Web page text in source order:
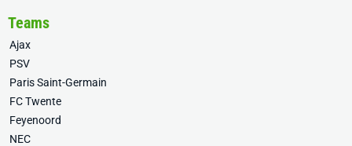
Teams
Ajax
PSV
Paris Saint-Germain
FC Twente
Feyenoord
NEC